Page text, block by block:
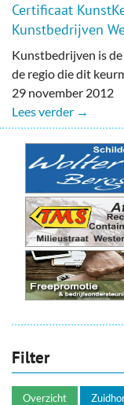
Certificaat
Kunstbedrijven
Kunstbedrijven is
de regio die dit
29 november 2012
Lees verder →
Filter
Overzicht